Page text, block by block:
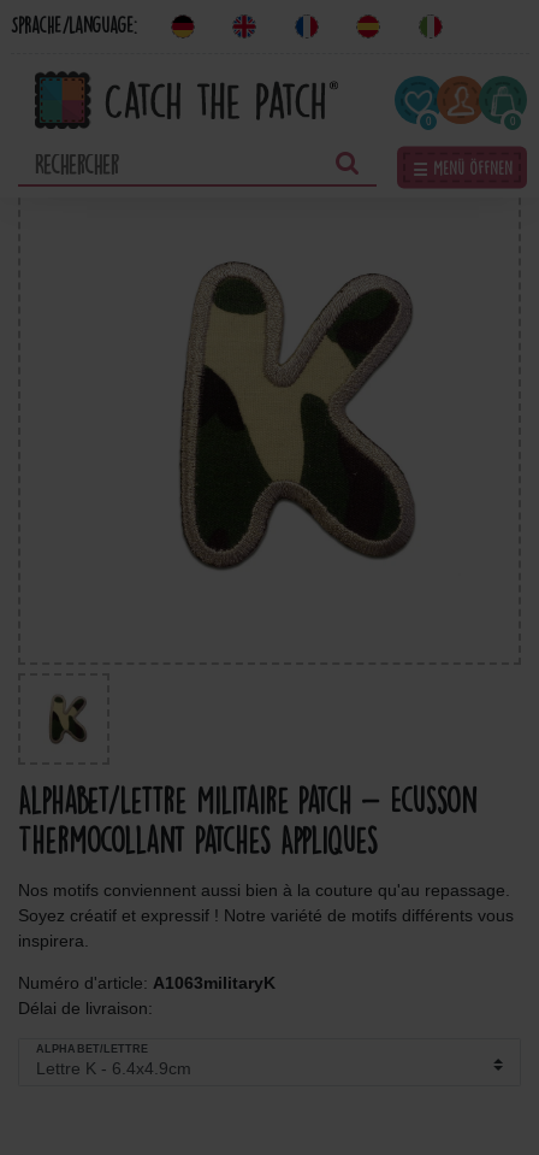
Sprache/Language:
0
☰ Menü öffnen
Alphabet/Lettre Militaire Patch - Ecusson
Thermocollant Patches Appliques
Nos motifs conviennent aussi bien à la couture qu'au repassage.
Soyez créatif et expressif ! Notre variété de motifs différents vous
inspirera.
Numéro d'article: A1063militaryK
Délai de livraison:
ALPHABET/LETTRE